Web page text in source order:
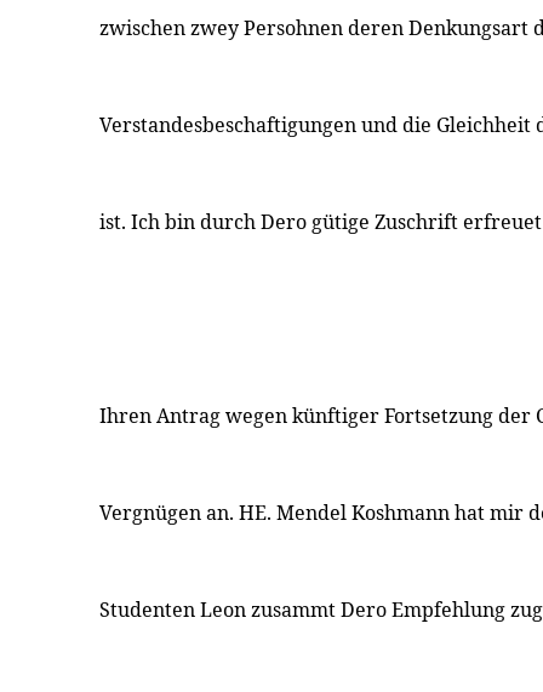
zwischen zwey Persohnen deren
Verstandesbeschaftigungen und die
ist. Ich bin durch Dero gütige Zuschrift
Ihren Antrag wegen künftiger Fortsetzung der
Vergnügen an. HE. Mendel Koshmann hat mir
Studenten Leon zusammt Dero Empfehlung